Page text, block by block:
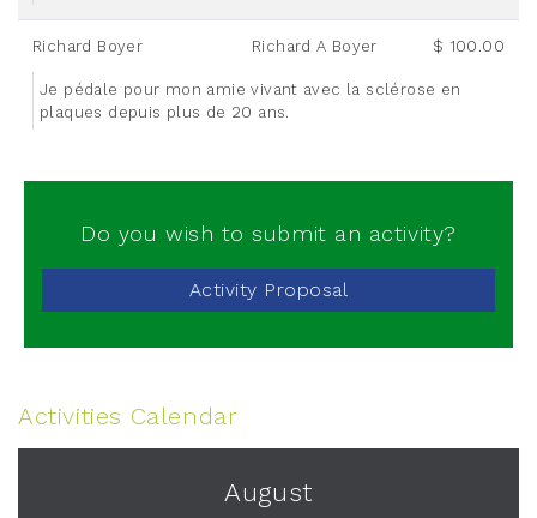
Richard Boyer Richard A Boyer $ 100.00
Je pédale pour mon amie vivant avec la sclérose en
plaques depuis plus de 20 ans.
Do you wish to submit an activity?
Activity Proposal
Activities Calendar
August